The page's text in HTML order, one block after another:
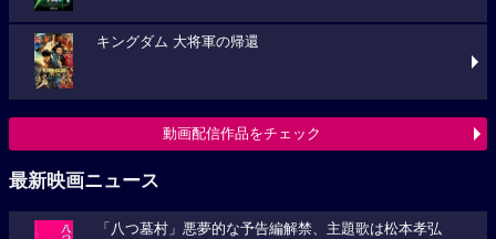
キングダム 大将軍の帰還
動画配信作品をチェック
最新映画ニュース
「八つ墓村」悪夢的な予告編解禁、主題歌は松本孝弘